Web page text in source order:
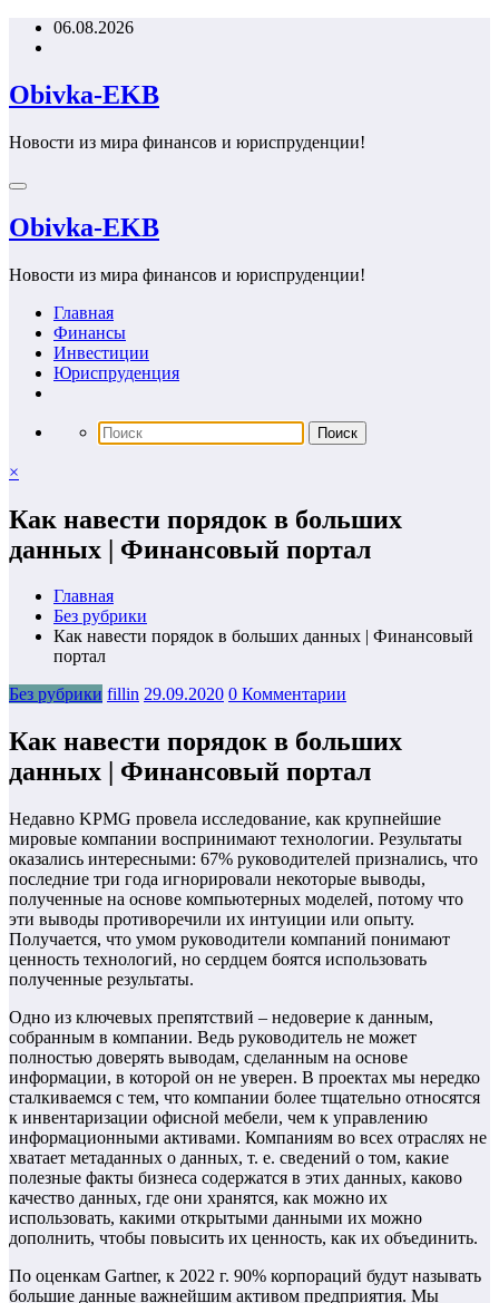
Перейти06.08.2026
Obivka-EKB
Новости из мира финансов и юриспруденции!
Obivka-EKB
Новости из мира финансов и юриспруденции!
Главная
Финансы
Инвестиции
Юриспруденция
×
Как навести порядок в больших
данных | Финансовый портал
Главная
Без рубрики
Как навести порядок в больших данных | Финансовый
портал
Без рубрики fillin 29.09.2020 0 Комментарии
Как навести порядок в больших
данных | Финансовый портал
Недавно KPMG провела исследование, как крупнейшие
мировые компании воспринимают технологии. Результаты
оказались интересными: 67% руководителей признались, что
последние три года игнорировали некоторые выводы,
полученные на основе компьютерных моделей, потому что
эти выводы противоречили их интуиции или опыту.
Получается, что умом руководители компаний понимают
ценность технологий, но сердцем боятся использовать
полученные результаты.
Одно из ключевых препятствий – недоверие к данным,
собранным в компании. Ведь руководитель не может
полностью доверять выводам, сделанным на основе
информации, в которой он не уверен. В проектах мы нередко
сталкиваемся с тем, что компании более тщательно относятся
к инвентаризации офисной мебели, чем к управлению
информационными активами. Компаниям во всех отраслях не
хватает метаданных о данных, т. е. сведений о том, какие
полезные факты бизнеса содержатся в этих данных, каково
качество данных, где они хранятся, как можно их
использовать, какими открытыми данными их можно
дополнить, чтобы повысить их ценность, как их объединить.
По оценкам Gartner, к 2022 г. 90% корпораций будут называть
большие данные важнейшим активом предприятия. Мы